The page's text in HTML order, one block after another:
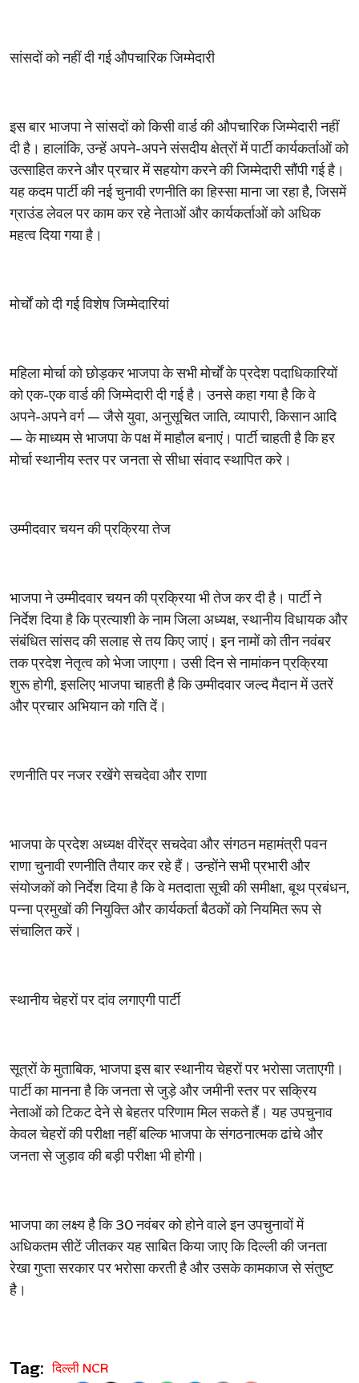
सांसदों को नहीं दी गई औपचारिक जिम्मेदारी
इस बार भाजपा ने सांसदों को किसी वार्ड की औपचारिक जिम्मेदारी नहीं
दी है। हालांकि, उन्हें अपने-अपने संसदीय क्षेत्रों में पार्टी कार्यकर्ताओं को
उत्साहित करने और प्रचार में सहयोग करने की जिम्मेदारी सौंपी गई है।
यह कदम पार्टी की नई चुनावी रणनीति का हिस्सा माना जा रहा है, जिसमें
ग्राउंड लेवल पर काम कर रहे नेताओं और कार्यकर्ताओं को अधिक
महत्व दिया गया है।
मोर्चों को दी गई विशेष जिम्मेदारियां
महिला मोर्चा को छोड़कर भाजपा के सभी मोर्चों के प्रदेश पदाधिकारियों
को एक-एक वार्ड की जिम्मेदारी दी गई है। उनसे कहा गया है कि वे
अपने-अपने वर्ग — जैसे युवा, अनुसूचित जाति, व्यापारी, किसान आदि
— के माध्यम से भाजपा के पक्ष में माहौल बनाएं। पार्टी चाहती है कि हर
मोर्चा स्थानीय स्तर पर जनता से सीधा संवाद स्थापित करे।
उम्मीदवार चयन की प्रक्रिया तेज
भाजपा ने उम्मीदवार चयन की प्रक्रिया भी तेज कर दी है। पार्टी ने
निर्देश दिया है कि प्रत्याशी के नाम जिला अध्यक्ष, स्थानीय विधायक और
संबंधित सांसद की सलाह से तय किए जाएं। इन नामों को तीन नवंबर
तक प्रदेश नेतृत्व को भेजा जाएगा। उसी दिन से नामांकन प्रक्रिया
शुरू होगी, इसलिए भाजपा चाहती है कि उम्मीदवार जल्द मैदान में उतरें
और प्रचार अभियान को गति दें।
रणनीति पर नजर रखेंगे सचदेवा और राणा
भाजपा के प्रदेश अध्यक्ष वीरेंद्र सचदेवा और संगठन महामंत्री पवन
राणा चुनावी रणनीति तैयार कर रहे हैं। उन्होंने सभी प्रभारी और
संयोजकों को निर्देश दिया है कि वे मतदाता सूची की समीक्षा, बूथ प्रबंधन,
पन्ना प्रमुखों की नियुक्ति और कार्यकर्ता बैठकों को नियमित रूप से
संचालित करें।
स्थानीय चेहरों पर दांव लगाएगी पार्टी
सूत्रों के मुताबिक, भाजपा इस बार स्थानीय चेहरों पर भरोसा जताएगी।
पार्टी का मानना है कि जनता से जुड़े और जमीनी स्तर पर सक्रिय
नेताओं को टिकट देने से बेहतर परिणाम मिल सकते हैं। यह उपचुनाव
केवल चेहरों की परीक्षा नहीं बल्कि भाजपा के संगठनात्मक ढांचे और
जनता से जुड़ाव की बड़ी परीक्षा भी होगी।
भाजपा का लक्ष्य है कि 30 नवंबर को होने वाले इन उपचुनावों में
अधिकतम सीटें जीतकर यह साबित किया जाए कि दिल्ली की जनता
रेखा गुप्ता सरकार पर भरोसा करती है और उसके कामकाज से संतुष्ट
है।
Tag: दिल्ली NCR